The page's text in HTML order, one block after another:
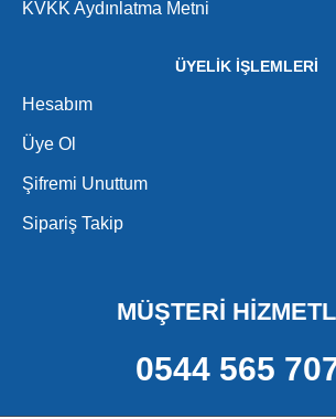
KVKK Aydınlatma Metni
ÜYELİK İŞLEMLERİ
Hesabım
Üye Ol
Şifremi Unuttum
Sipariş Takip
MÜŞTERİ
0544 565